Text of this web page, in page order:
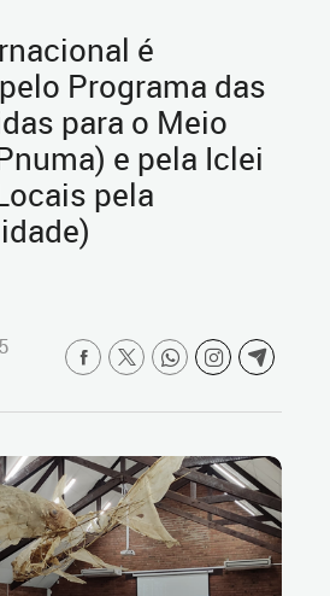
é
Programa das
para o Meio
e pela Iclei
pela